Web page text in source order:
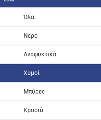
Όλα
Νερό
Αναψυκτικά
Χυμοί
Μπύρες
Κρασιά